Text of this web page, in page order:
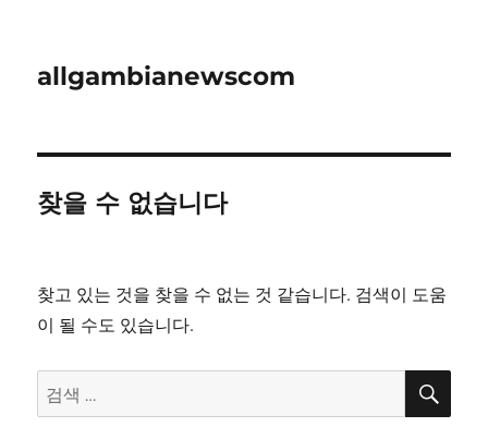
allgambianewscom
찾을 수 없습니다
찾고 있는 것을 찾을 수 없는 것 같습니다. 검색이 도움
이 될 수도 있습니다.
검
색:
검